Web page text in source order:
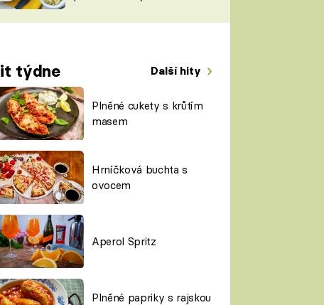
týdne Další hity
Plněné cukety s krůtím
masem
Hrníčková buchta s
ovocem
Aperol Spritz
Plněné papriky s rajskou